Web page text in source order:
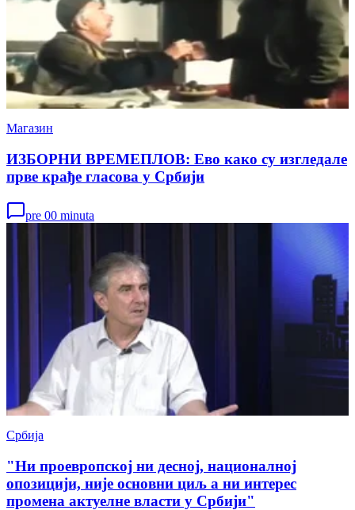
Магазин
ИЗБОРНИ ВРЕМЕПЛОВ: Ево како су изгледале
прве крађе гласова у Србији
pre 00 minuta
Србија
"Ни проевропској ни десној, националној
опозицији, није основни циљ а ни интерес
промена актуелне власти у Србији"